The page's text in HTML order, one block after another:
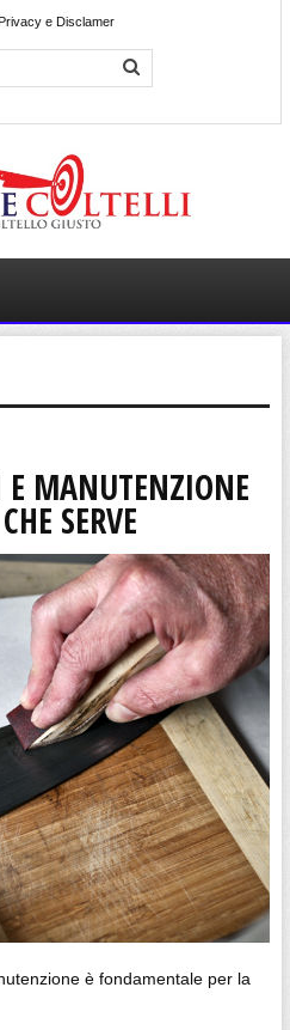
Privacy e Disclamer
E MANUTENZIONE
SERVE
è fondamentale per la